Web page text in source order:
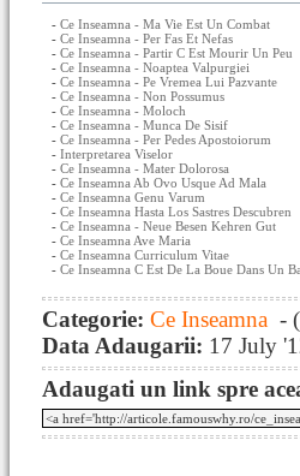
- Ce Inseamna - Ma Vie Est Un Combat
- Ce Inseamna - Per Fas Et Nefas
- Ce Inseamna - Partir C Est Mourir Un Peu
- Ce Inseamna - Noaptea Valpurgiei
- Ce Inseamna - Pe Vremea Lui Pazvante
- Ce Inseamna - Non Possumus
- Ce Inseamna - Moloch
- Ce Inseamna - Munca De Sisif
- Ce Inseamna - Per Pedes Apostoiorum
- Interpretarea Viselor
- Ce Inseamna - Mater Dolorosa
- Ce Inseamna Ab Ovo Usque Ad Mala
- Ce Inseamna Genu Varum
- Ce Inseamna Hasta Los Sastres Descubren
- Ce Inseamna - Neue Besen Kehren Gut
- Ce Inseamna Ave Maria
- Ce Inseamna Curriculum Vitae
- Ce Inseamna C Est De La Boue Dans Un
Categorie: Ce Inseamna - (
Data Adaugarii: 17 July
Adaugati un link spre